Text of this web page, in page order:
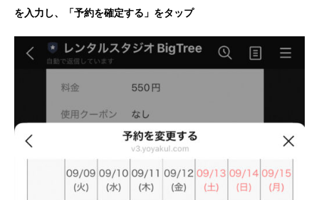
を入力し、「予約を確定する」をタップ